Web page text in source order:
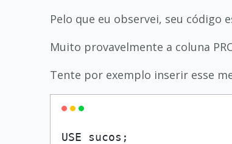
Pelo que eu observei, seu código
Muito provavelmente a coluna
Tente por exemplo inserir esse
USE sucos;